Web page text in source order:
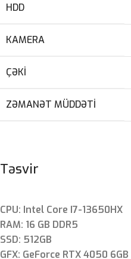
Təsvir
CPU: Intel Core I7-13650HX
RAM: 16 GB DDR5
SSD: 512GB
GFX: GeForce RTX 4050 6GB
HDD
KAMERA
ÇƏKI
ZƏMANƏT MÜDDƏTI